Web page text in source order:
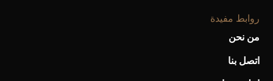
روابط مفيدة
من نحن
اتصل بنا